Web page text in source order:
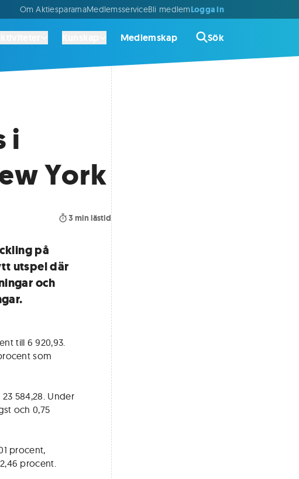
Om AktiespararnaMedlemsserviceBli medlemLogga in
Medlemskap Sök
i
York
3 min lästid
på
utspel där
och
till 6 920,93.
som
584,28. Under
och 0,75
procent,
procent.